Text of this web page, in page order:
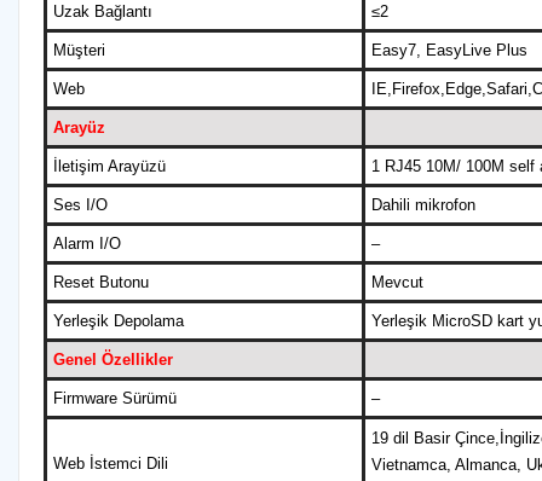
Uzak Bağlantı ≤2
Müşteri Easy7, EasyLive Plus
Web
Arayüz
İletişim Arayüzü 1 RJ45 10M/ 100M self
Ses I/O Dahili mikrofon
Alarm I/O –
Reset Butonu Mevcut
Yerleşik Depolama Yerleşik MicroSD kart
Genel Özellikler
Firmware Sürümü –
Web İstemci Dili
19 dil Basir
Vietnamca, Almanca,